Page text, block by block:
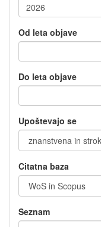
Od leta objave
Do leta objave
Upoštevajo se
Citatna baza
Seznam